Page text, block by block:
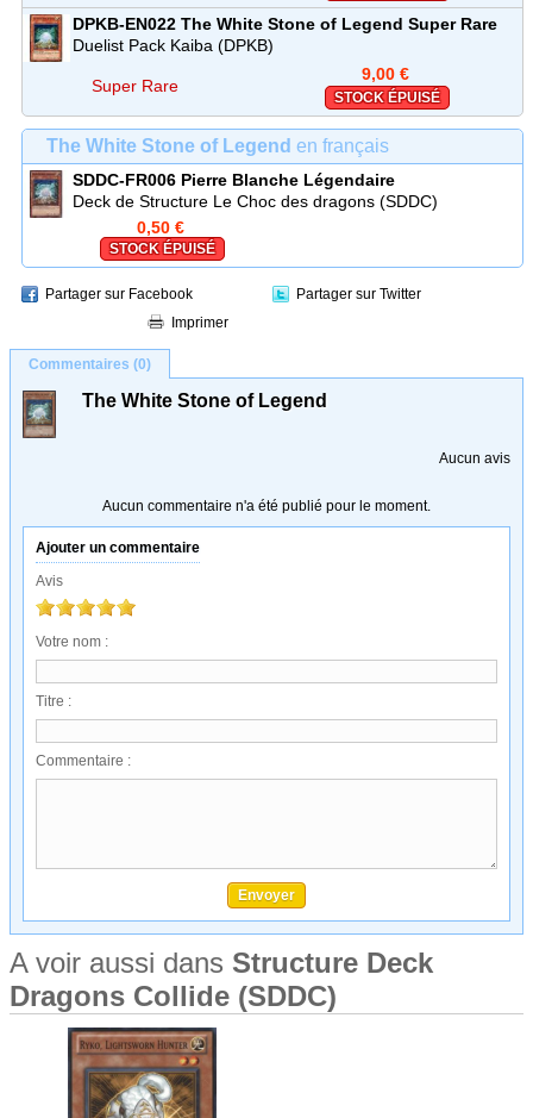
DPKB-EN022 The White Stone of Legend Super Rare
Duelist Pack Kaiba (DPKB)
Super Rare
9,00 €
STOCK ÉPUISÉ
The White Stone of Legend en français
SDDC-FR006 Pierre Blanche Légendaire
Deck de Structure Le Choc des dragons (SDDC)
0,50 €
STOCK ÉPUISÉ
Partager sur Facebook
Partager sur Twitter
Imprimer
Commentaires (0)
The White Stone of Legend
Aucun avis
Aucun commentaire n'a été publié pour le moment.
Ajouter un commentaire
Avis
Votre nom :
Titre :
Commentaire :
A voir aussi dans Structure Deck
Dragons Collide (SDDC)